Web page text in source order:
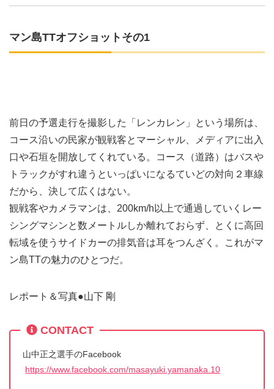
マン島TTオフショットその1
前日の予選走行を撮影した「レンカレン」という場所は、
コース沿いの民家が観戦客とマーシャル、メディアに出入
口や石垣を開放してくれている。コース（道路）はバスや
トラックがすれ違うといっぱいになるていどの対向２車線
だから、決して広くはない。
観戦客やカメラマンは、200km/h以上で通過していくレー
シングマシンと数メートルしか離れておらず、とくに高回
転域を使うサイドカーの排気音は耳をつんざく。これがマ
ン島TTの魅力のひとつだ。
レポート＆写真●山下 剛
CONTACT
山中正之選手のFacebook
https://www.facebook.com/masayuki.yamanaka.10